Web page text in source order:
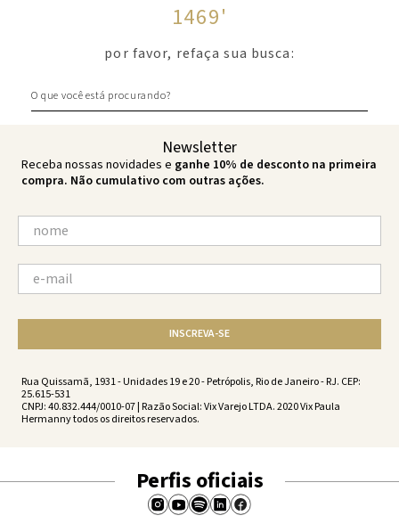
1469'
por favor, refaça sua busca:
Newsletter
Receba nossas novidades e ganhe 10% de desconto na primeira
compra. Não cumulativo com outras ações.
INSCREVA-SE
Rua Quissamã, 1931 - Unidades 19 e 20 - Petrópolis, Rio de Janeiro - RJ. CEP:
25.615-531
CNPJ: 40.832.444/0010-07 | Razão Social: Vix Varejo LTDA. 2020 Vix Paula
Hermanny todos os direitos reservados.
Perfis oficiais